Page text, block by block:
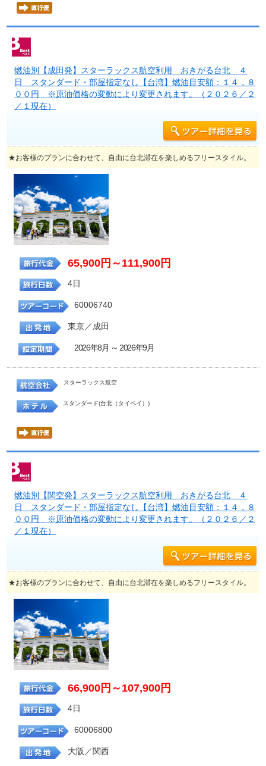
燃油別【成田発】スターラックス航空利用 おきがる台北 ４
日 スタンダード・部屋指定なし【台湾】燃油目安額：１４，８
００円 ※原油価格の変動により変更されます。（２０２６／２
／１現在）
★お客様のプランに合わせて、自由に台北滞在を楽しめるフリースタイル。
65,900円～111,900円
4日
60006740
東京／成田
2026年8月 ～ 2026年9月
スターラックス航空
スタンダード(台北（タイペイ）)
燃油別【関空発】スターラックス航空利用 おきがる台北 ４
日 スタンダード・部屋指定なし【台湾】燃油目安額：１４，８
００円 ※原油価格の変動により変更されます。（２０２６／２
／１現在）
★お客様のプランに合わせて、自由に台北滞在を楽しめるフリースタイル。
66,900円～107,900円
4日
60006800
大阪／関西